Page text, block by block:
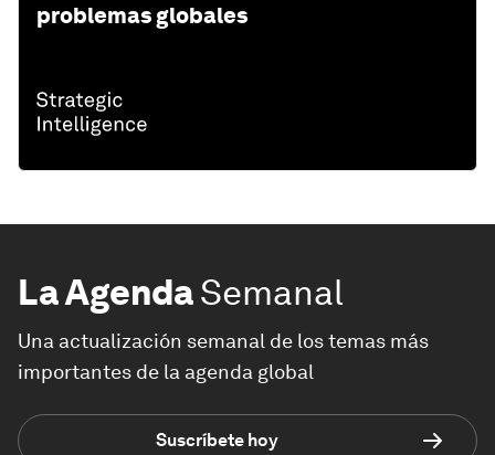
problemas globales
La AgendaSemanal
Una actualización semanal de los temas más
importantes de la agenda global
Suscríbete hoy